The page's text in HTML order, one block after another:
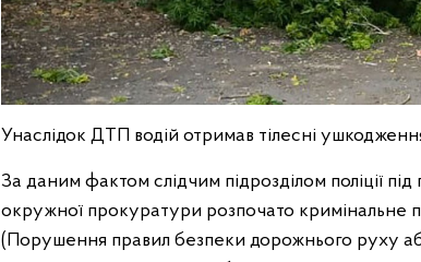
Унаслідок ДТП водій отримав тілесні
За даним фактом слідчим підрозділом поліції
окружної прокуратури розпочато кримінальне
(Порушення правил безпеки дорожнього руху